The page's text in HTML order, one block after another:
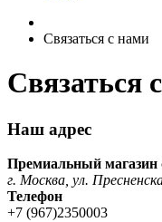
Связаться с нами
Связаться
Наш адрес
Премиальный магазин
г. Москва, ул.
Телефон
+7 (967)2350003